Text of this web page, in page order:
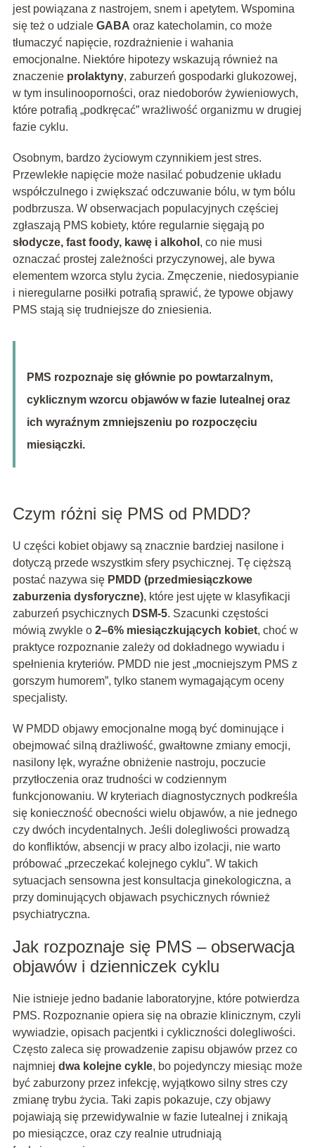
jest powiązana z nastrojem, snem i apetytem. Wspomina
się też o udziale GABA oraz katecholamin, co może
tłumaczyć napięcie, rozdrażnienie i wahania
emocjonalne. Niektóre hipotezy wskazują również na
znaczenie prolaktyny, zaburzeń gospodarki glukozowej,
w tym insulinooporności, oraz niedoborów żywieniowych,
które potrafią „podkręcać” wrażliwość organizmu w drugiej
fazie cyklu.
Osobnym, bardzo życiowym czynnikiem jest stres.
Przewlekłe napięcie może nasilać pobudzenie układu
współczulnego i zwiększać odczuwanie bólu, w tym bólu
podbrzusza. W obserwacjach populacyjnych częściej
zgłaszają PMS kobiety, które regularnie sięgają po
słodycze, fast foody, kawę i alkohol , co nie musi
oznaczać prostej zależności przyczynowej, ale bywa
elementem wzorca stylu życia. Zmęczenie, niedosypianie
i nieregularne posiłki potrafią sprawić, że typowe objawy
PMS stają się trudniejsze do zniesienia.
PMS rozpoznaje się głównie po powtarzalnym,
cyklicznym wzorcu objawów w fazie lutealnej oraz
ich wyraźnym zmniejszeniu po rozpoczęciu
miesiączki.
Czym różni się PMS od PMDD?
U części kobiet objawy są znacznie bardziej nasilone i
dotyczą przede wszystkim sfery psychicznej. Tę cięższą
postać nazywa się PMDD (przedmiesiączkowe
zaburzenia dysforyczne), które jest ujęte w klasyfikacji
zaburzeń psychicznych DSM-5. Szacunki częstości
mówią zwykle o 2–6% miesiączkujących kobiet, choć w
praktyce rozpoznanie zależy od dokładnego wywiadu i
spełnienia kryteriów. PMDD nie jest „mocniejszym PMS z
gorszym humorem”, tylko stanem wymagającym oceny
specjalisty.
W PMDD objawy emocjonalne mogą być dominujące i
obejmować silną drażliwość, gwałtowne zmiany emocji,
nasilony lęk, wyraźne obniżenie nastroju, poczucie
przytłoczenia oraz trudności w codziennym
funkcjonowaniu. W kryteriach diagnostycznych podkreśla
się konieczność obecności wielu objawów, a nie jednego
czy dwóch incydentalnych. Jeśli dolegliwości prowadzą
do konfliktów, absencji w pracy albo izolacji, nie warto
próbować „przeczekać kolejnego cyklu”. W takich
sytuacjach sensowna jest konsultacja ginekologiczna, a
przy dominujących objawach psychicznych również
psychiatryczna.
Jak rozpoznaje się PMS – obserwacja
objawów i dzienniczek cyklu
Nie istnieje jedno badanie laboratoryjne, które potwierdza
PMS. Rozpoznanie opiera się na obrazie klinicznym, czyli
wywiadzie, opisach pacjentki i cykliczności dolegliwości.
Często zaleca się prowadzenie zapisu objawów przez co
najmniej dwa kolejne cykle, bo pojedynczy miesiąc może
być zaburzony przez infekcję, wyjątkowo silny stres czy
zmianę trybu życia. Taki zapis pokazuje, czy objawy
pojawiają się przewidywalnie w fazie lutealnej i znikają
po miesiączce, oraz czy realnie utrudniają